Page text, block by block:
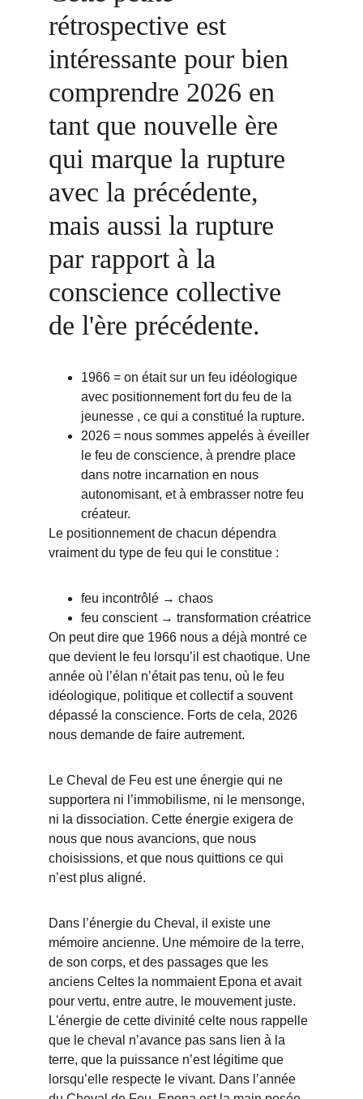
rétrospective est
intéressante pour bien
comprendre 2026 en
tant que nouvelle ère
qui marque la rupture
avec la précédente,
mais aussi la rupture
par rapport à la
conscience collective
de l'ère précédente.
1966 = on était sur un feu idéologique
avec positionnement fort du feu de la
jeunesse , ce qui a constitué la rupture.
2026 = nous sommes appelés à éveiller
le feu de conscience, à prendre place
dans notre incarnation en nous
autonomisant, et à embrasser notre feu
créateur.
Le positionnement de chacun dépendra
vraiment du type de feu qui le constitue :
feu incontrôlé → chaos
feu conscient → transformation créatrice
On peut dire que 1966 nous a déjà montré ce
que devient le feu lorsqu’il est chaotique. Une
année où l’élan n’était pas tenu, où le feu
idéologique, politique et collectif a souvent
dépassé la conscience. Forts de cela, 2026
nous demande de faire autrement.
Le Cheval de Feu est une énergie qui ne
supportera ni l’immobilisme, ni le mensonge,
ni la dissociation. Cette énergie exigera de
nous que nous avancions, que nous
choisissions, et que nous quittions ce qui
n’est plus aligné.
Dans l’énergie du Cheva l, il existe une
mémoire ancienne. Une mémoire de la terre,
de son corps, et des passages que les
anciens Celtes la nommaient Epona et avait
pour vertu, entre autre, le mouvement juste.
L'énergie de cette divinité celte nous rappelle
que le cheval n’avance pas sans lien à la
terre, que la puissance n’est légitime que
lorsqu’elle respecte le vivant. Dans l’année